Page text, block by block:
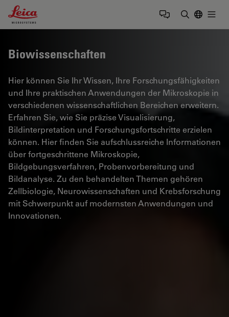
Leica Microsystems Logo
Biowissenschaften
Hier können Sie Ihr Wissen, Ihre Forschungsfähigkeiten
und Ihre praktischen Anwendungen der Mikroskopie in
verschiedenen wissenschaftlichen Bereichen erweitern.
Erfahren Sie, wie Sie präzise Visualisierung,
Bildinterpretation und Forschungsfortschritte erzielen
können. Hier finden Sie aufschlussreiche Informationen
über fortgeschrittene Mikroskopie,
Bildgebungsverfahren, Probenvorbereitung und
Bildanalyse. Zu den behandelten Themen gehören
Zellbiologie, Neurowissenschaften und Krebsforschung
mit Schwerpunkt auf modernsten Anwendungen und
Innovationen.